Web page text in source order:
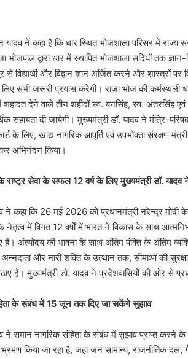
यादव ने कहा है कि धार स्थित भोजशाला परिसर में
भोजपाल द्वारा धार में स्थापित भोजशाला सदियों तक
विद्यार्थी और विद्वान ज्ञान अर्जित करने और
सभी जरूरी प्रयास करेगी। राजा भोज की कर्मस्थली
देने वाले तीन शहीदों स्व. बनसिंह, स्व.
सहायता दी जायेगी। मुख्यमंत्री डॉ. यादव ने मंत्रि-
के लिए, खाद्य नागरिक आपूर्ति एवं उपभोक्ता संरक्षण
अभिनंदन किया।
राष्ट्र सेवा के सफल 12 वर्ष के लिए मुख्यमंत्री डॉ. यादव
ने कहा कि 26 मई 2026 को प्रधानमंत्री नरेन्द्र
नेतृत्व में विगत 12 वर्षों में भारत ने विकास के साथ
हैं। अंत्योदय की भावना के साथ अंतिम पंक्ति के अंतिम
अन्नदाता और नारी शक्ति के उत्थान तक, सीमाओं की
हैं। मुख्यमंत्री डॉ. यादव ने प्रदेशवासियों की ओर से
के संबंध में 15 जून तक दिए जा सकेंगे सुझाव
ने समान नागरिक संहिता के संबंध में सुझाव प्राप्त करने के
भ्रमण किया जा रहा है, जहां जन सामान्य,
नमो
भारत